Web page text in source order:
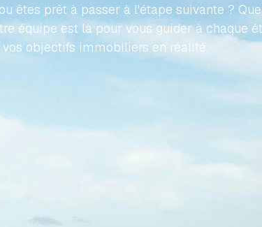
êtes prêt à passer à l'étape suivante ?
équipe est là pour vous guider à chaque
vos objectifs immobiliers en réalité.